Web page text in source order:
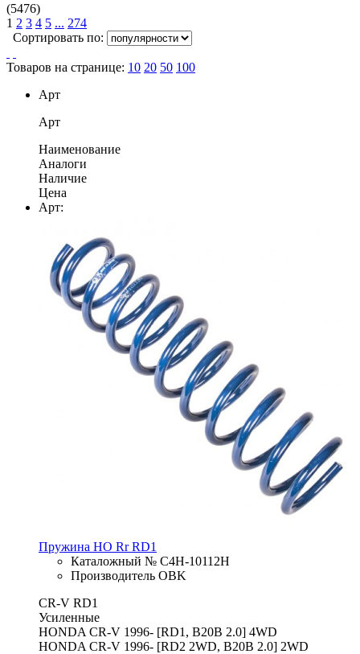
(5476)
1 2 3 4 5 ... 274
Сортировать по:
Товаров на странице: 10 20 50 100
Арт
Арт
Наименование
Аналоги
Наличие
Цена
Арт:
Пружина HO Rr RD1
Каталожный № C4H-10112H
Производитель OBK
CR-V RD1
Усиленные
HONDA CR-V 1996- [RD1, B20B 2.0] 4WD
HONDA CR-V 1996- [RD2 2WD, B20B 2.0] 2WD